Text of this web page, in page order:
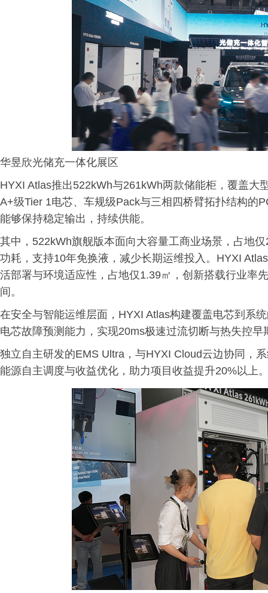
华昱欣光储充一体化展区
HYXI Atlas推出522kWh与261kWh两款储能柜，覆盖大
A+级Tier 1电芯、车规级Pack与三相四桥臂拓扑结构的
能够保持稳定输出，持续供能。
其中，522kWh旗舰版本面向大容量工商业场景，占地
功耗，支持10年免换液，减少长期运维投入。HYXI
活部署与环境适应性，占地仅1.39㎡，创新搭载行业率
间。
在安全与智能运维层面，HYXI Atlas构建覆盖电芯到系
电芯故障预测能力，实现20ms极速过流切断与热失控
独立自主研发的EMS Ultra，与HYXI Cloud云边协同，
能源自主调度与收益优化，助力项目收益提升20%以上